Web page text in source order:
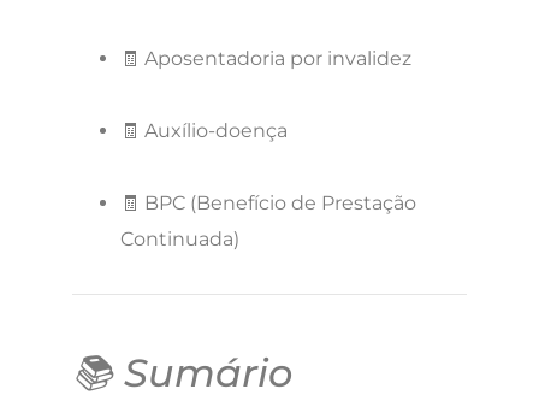
🧾 Aposentadoria por invalidez
🧾 Auxílio-doença
🧾 BPC (Benefício de Prestação
Continuada)
📚 Sumário